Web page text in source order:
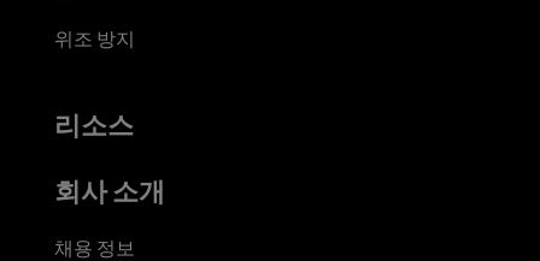
위조 방지
리소스
회사 소개
채용 정보